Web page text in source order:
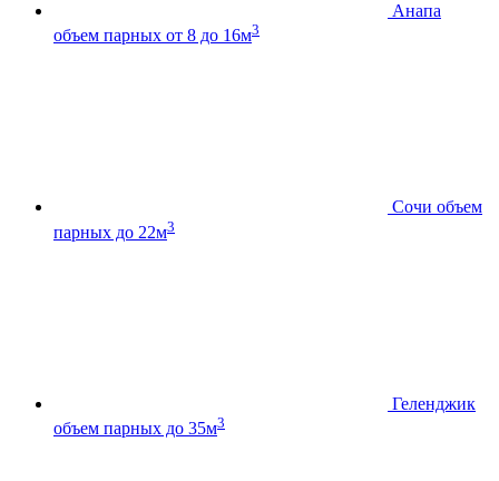
Анапа
объем парных от 8 до 16м3
Сочи объем
парных до 22м3
Геленджик
объем парных до 35м3